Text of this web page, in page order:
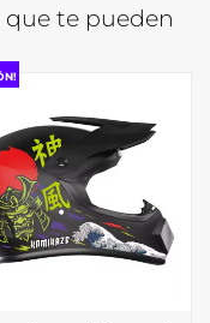
que te pueden